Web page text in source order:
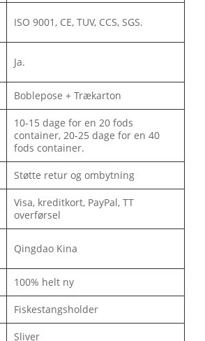
ISO 9001, CE, TUV, CCS, SGS.
Ja.
Boblepose + Trækarton
10-15 dage for en 20 fods
container, 20-25 dage for en 40
fods container.
Støtte retur og ombytning
Visa, kreditkort, PayPal, TT
overførsel
Qingdao Kina
100% helt ny
Fiskestangsholder
Sliver